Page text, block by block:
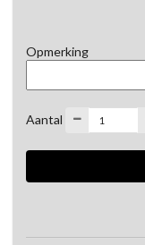
Opmerking
Aantal